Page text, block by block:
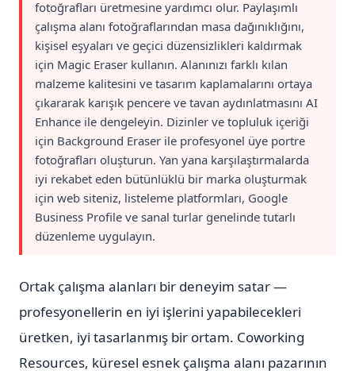
fotoğrafları üretmesine yardımcı olur. Paylaşımlı
çalışma alanı fotoğraflarından masa dağınıklığını,
kişisel eşyaları ve geçici düzensizlikleri kaldırmak
için Magic Eraser kullanın. Alanınızı farklı kılan
malzeme kalitesini ve tasarım kaplamalarını ortaya
çıkararak karışık pencere ve tavan aydınlatmasını AI
Enhance ile dengeleyin. Dizinler ve topluluk içeriği
için Background Eraser ile profesyonel üye portre
fotoğrafları oluşturun. Yan yana karşılaştırmalarda
iyi rekabet eden bütünlüklü bir marka oluşturmak
için web siteniz, listeleme platformları, Google
Business Profile ve sanal turlar genelinde tutarlı
düzenleme uygulayın.
Ortak çalışma alanları bir deneyim satar —
profesyonellerin en iyi işlerini yapabilecekleri
üretken, iyi tasarlanmış bir ortam. Coworking
Resources, küresel esnek çalışma alanı pazarının